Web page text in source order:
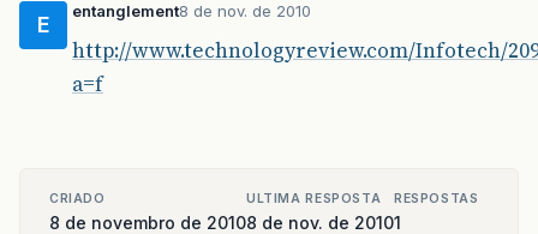
E
entanglement8 de nov. de 2010
http://www.technologyreview.com/Infotech/
a=f
CRIADO
8 de novembro de 2010
ULTIMA RESPOSTA
8 de nov. de 2010
RESPOSTAS
1